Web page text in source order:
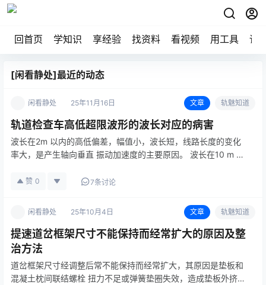
回首页 学知识 享经验 找资料 看视频 用工具 论
[闲看静处]最近的动态
闲看静处 25年11月16日 文章 轨魅知道
轨道检查车高低超限波形的波长对应的病害
波长在2m 以内的高低偏差，幅值小，波长短，线路长度的变化
率大，是产生轴向垂直 振动加速度的主要原因。 波长在10 m 左
在20m 左右的高低…
赞 0 7条讨论
闲看静处 25年10月4日 文章 轨魅知道
提速道岔框架尺寸不能保持而经常扩大的原因及整
治方法
道岔框架尺寸经调整后常不能保持而经常扩大，其原因是垫板和
混凝土枕间联结螺栓 扭力不足或弹簧垫圈失效，造成垫板外挤